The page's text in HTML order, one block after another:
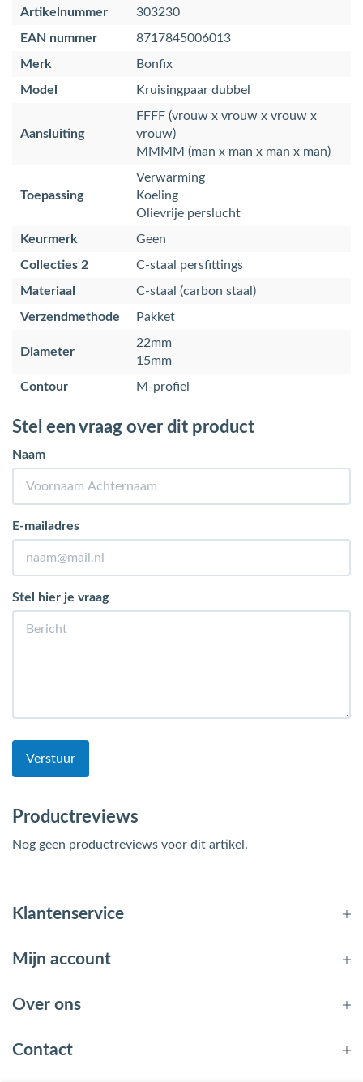
Artikelnummer
303230
EAN nummer
8717845006013
Merk
Bonfix
Model
Kruisingpaar dubbel
Aansluiting
FFFF (vrouw x vrouw x vrouw x
vrouw)
MMMM (man x man x man x man)
Toepassing
Verwarming
Koeling
Olievrije perslucht
Keurmerk
Geen
Collecties 2
C-staal persfittings
Materiaal
C-staal (carbon staal)
Verzendmethode
Pakket
Diameter
22mm
15mm
Contour
M-profiel
Stel een vraag over dit product
Naam
E-mailadres
Stel hier je vraag
Verstuur
Productreviews
Nog geen productreviews voor dit artikel.
Klantenservice
Mijn account
Over ons
Contact